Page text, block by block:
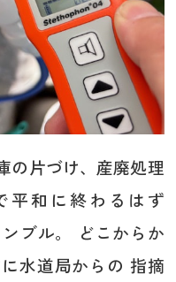
の片づけ、産廃処理
平和に終わるはず
ブル。 どこからか
水道局からの 指摘